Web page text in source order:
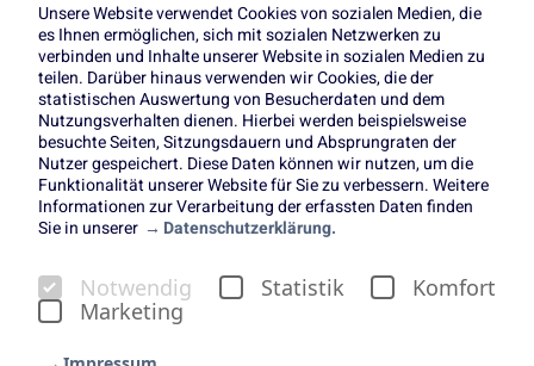
Unsere Website verwendet Cookies von sozialen Medien, die
es Ihnen ermöglichen, sich mit sozialen Netzwerken zu
verbinden und Inhalte unserer Website in sozialen Medien zu
teilen. Darüber hinaus verwenden wir Cookies, die der
statistischen Auswertung von Besucherdaten und dem
Nutzungsverhalten dienen. Hierbei werden beispielsweise
besuchte Seiten, Sitzungsdauern und Absprungraten der
Nutzer gespeichert. Diese Daten können wir nutzen, um die
Funktionalität unserer Website für Sie zu verbessern. Weitere
Informationen zur Verarbeitung der erfassten Daten finden
Sie in unserer
Datenschutzerklärung.
Notwendig Statistik
Komfort
Marketing
DIY Gesteck mit Blumen und
Kerze
Dekoration im Frühling für Tisch
oder Sideboard